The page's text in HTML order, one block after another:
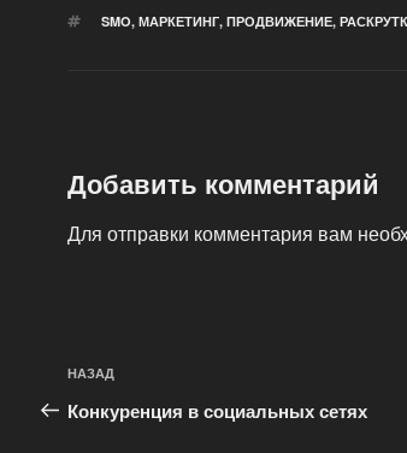
МЕТКИ
SMO, МАРКЕТИНГ, ПРОДВИЖЕНИЕ,
Добавить комментарий
Для отправки комментария вам
Навигация
по
Предыдущая
запись:
НАЗАД
Конкуренция в социальных сетях